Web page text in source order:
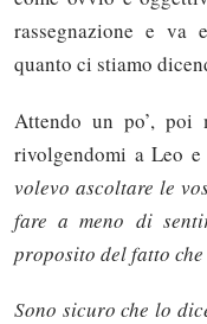
rassegnazione e va
quanto ci stiamo
Attendo un po’,
rivolgendomi a Leo
volevo ascoltare le
fare a meno di
proposito del fatto
Sono sicuro che lo